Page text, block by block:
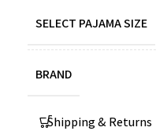
SELECT PAJAMA SIZE
BRAND
Shipping & Returns